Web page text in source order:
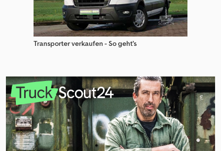
Transporter verkaufen - So geht's